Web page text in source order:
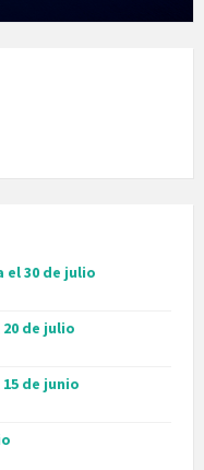
30 de julio
de julio
de junio